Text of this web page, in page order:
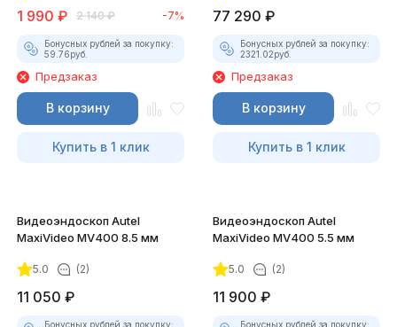
1 990 ₽ 2 140 ₽ -7%
Бонусных рублей за покупку:
59.76руб.
Предзаказ
В корзину
Купить в 1 клик
77 290 ₽
Бонусных рублей за покупку:
2321.02руб.
Предзаказ
В корзину
Купить в 1 клик
Видеоэндоскоп Autel
MaxiVideo MV400 8.5 мм
5.0 (2)
11 050 ₽
Бонусных рублей за покупку:
Видеоэндоскоп Autel
MaxiVideo MV400 5.5 мм
5.0 (2)
11 900 ₽
Бонусных рублей за покупку: